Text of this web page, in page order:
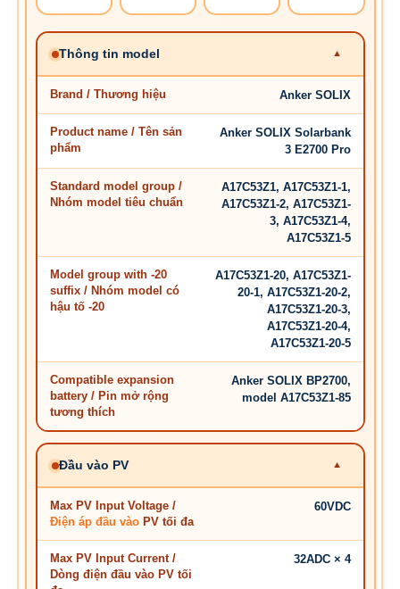
Thông tin model
Brand / Thương hiệu Anker SOLIX
Product name / Tên sản
phẩm
Anker SOLIX Solarbank
3 E2700 Pro
Standard model group /
Nhóm model tiêu chuẩn
A17C53Z1, A17C53Z1-1,
A17C53Z1-2, A17C53Z1-
3, A17C53Z1-4,
A17C53Z1-5
Model group with -20
suffix / Nhóm model có
hậu tố -20
A17C53Z1-20, A17C53Z1-
20-1, A17C53Z1-20-2,
A17C53Z1-20-3,
A17C53Z1-20-4,
A17C53Z1-20-5
Compatible expansion
battery / Pin mở rộng
tương thích
Anker SOLIX BP2700,
model A17C53Z1-85
Đầu vào PV
Max PV Input Voltage /
Điện áp đầu vàoPV tối đa
60VDC
Max PV Input Current /
Dòng điện đầu vào PV tối
32ADC × 4